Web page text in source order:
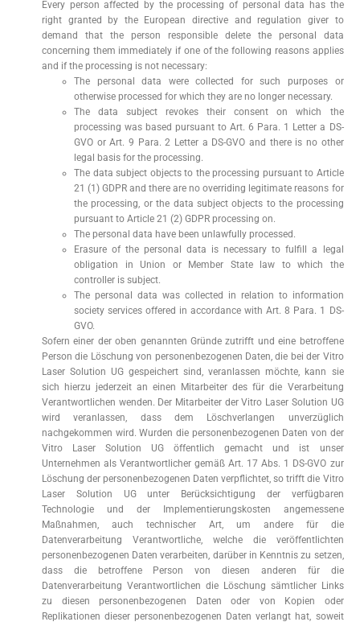
Every person affected by the processing of personal data has the
right granted by the European directive and regulation giver to
demand that the person responsible delete the personal data
concerning them immediately if one of the following reasons applies
and if the processing is not necessary:
The personal data were collected for such purposes or
otherwise processed for which they are no longer necessary.
The data subject revokes their consent on which the
processing was based pursuant to Art. 6 Para. 1 Letter a DS-
GVO or Art. 9 Para. 2 Letter a DS-GVO and there is no other
legal basis for the processing.
The data subject objects to the processing pursuant to Article
21 (1) GDPR and there are no overriding legitimate reasons for
the processing, or the data subject objects to the processing
pursuant to Article 21 (2) GDPR processing on.
The personal data have been unlawfully processed.
Erasure of the personal data is necessary to fulfill a legal
obligation in Union or Member State law to which the
controller is subject.
The personal data was collected in relation to information
society services offered in accordance with Art. 8 Para. 1 DS-
GVO.
Sofern einer der oben genannten Gründe zutrifft und eine betroffene
Person die Löschung von personenbezogenen Daten, die bei der Vitro
Laser Solution UG gespeichert sind, veranlassen möchte, kann sie
sich hierzu jederzeit an einen Mitarbeiter des für die Verarbeitung
Verantwortlichen wenden. Der Mitarbeiter der Vitro Laser Solution UG
wird veranlassen, dass dem Löschverlangen unverzüglich
nachgekommen wird. Wurden die personenbezogenen Daten von der
Vitro Laser Solution UG öffentlich gemacht und ist unser
Unternehmen als Verantwortlicher gemäß Art. 17 Abs. 1 DS-GVO zur
Löschung der personenbezogenen Daten verpflichtet, so trifft die Vitro
Laser Solution UG unter Berücksichtigung der verfügbaren
Technologie und der Implementierungskosten angemessene
Maßnahmen, auch technischer Art, um andere für die
Datenverarbeitung Verantwortliche, welche die veröffentlichten
personenbezogenen Daten verarbeiten, darüber in Kenntnis zu setzen,
dass die betroffene Person von diesen anderen für die
Datenverarbeitung Verantwortlichen die Löschung sämtlicher Links
zu diesen personenbezogenen Daten oder von Kopien oder
Replikationen dieser personenbezogenen Daten verlangt hat, soweit